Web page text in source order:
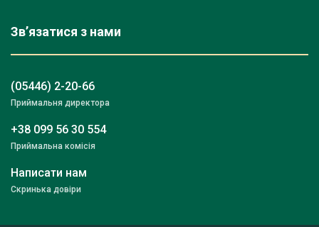
Зв’язатися з нами
(05446) 2-20-66
Приймальня директора
+38 099 56 30 554
Приймальна комісія
Написати нам
Скринька довіри